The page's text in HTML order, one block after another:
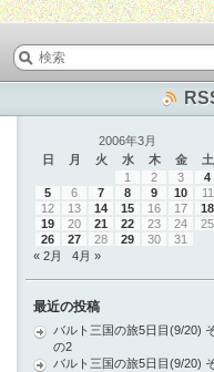
2006年3月
日
月 火 水 木 金
土
1
2 3
4
5
6 7 8 9 10
11
12
13 14 15 16 17
18
19
20 21 22 23 24
25
26
27 28 29 30
31
« 2月
4月 »
最近の投稿
バルト三国の旅5日目(9/20)
の2
バルト三国の旅5日目(9/20)